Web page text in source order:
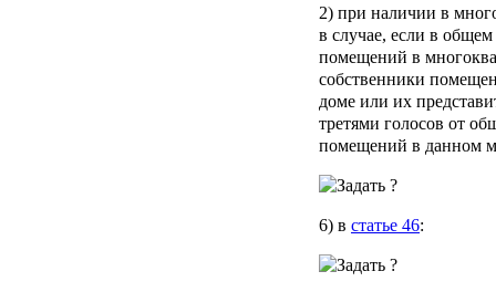
2) при наличии в
в случае, если в
помещений в
собственники
доме или их
третями голосов от
помещений в данном
6) в статье 46: